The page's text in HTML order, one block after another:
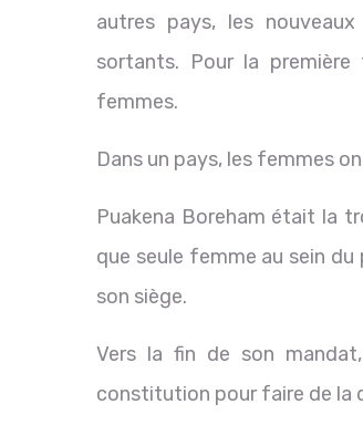
autres pays, les
sortants. Pour la
femmes.
Dans un pays, les femmes
Puakena Boreham était la
que seule femme au sein
son siège.
Vers la fin de son
constitution pour faire de la